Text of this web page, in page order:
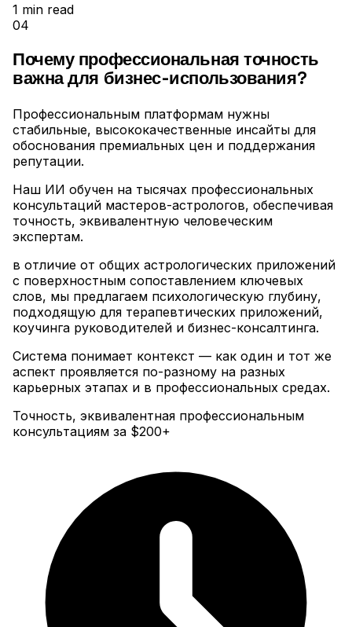
1 min read
04
Почему профессиональная точность
важна для бизнес-использования?
Профессиональным платформам нужны
стабильные, высококачественные инсайты для
обоснования премиальных цен и поддержания
репутации.
Наш ИИ обучен на тысячах профессиональных
консультаций мастеров-астрологов, обеспечивая
точность, эквивалентную человеческим
экспертам.
в отличие от общих астрологических приложений
с поверхностным сопоставлением ключевых
слов, мы предлагаем психологическую глубину,
подходящую для терапевтических приложений,
коучинга руководителей и бизнес-консалтинга.
Система понимает контекст — как один и тот же
аспект проявляется по-разному на разных
карьерных этапах и в профессиональных средах.
Точность, эквивалентная профессиональным
консультациям за $200+